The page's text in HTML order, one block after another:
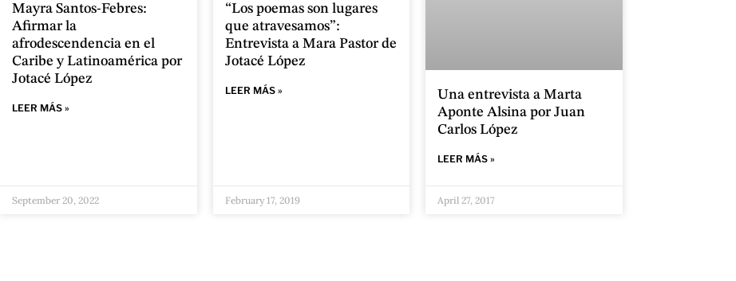
Mayra Santos-Febres:
Afirmar la
afrodescendencia en el
Caribe y Latinoamérica por
Jotacé López
LEER MÁS »
September 20, 2022
“Los poemas son lugares
que atravesamos”:
Entrevista a Mara Pastor de
Jotacé López
LEER MÁS »
February 17, 2019
Una entrevista a Marta
Aponte Alsina por Juan
Carlos López
LEER MÁS »
April 27, 2017